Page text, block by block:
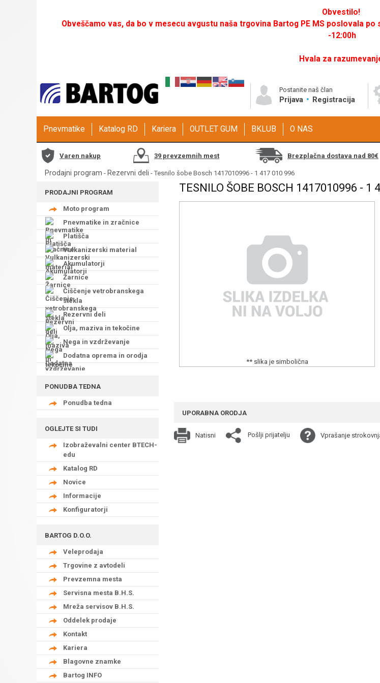
Obvestilo!
Obveščamo vas, da bo v mesecu avgustu naša trgovina Bartog PE MS poslovala
-12:00h
Hvala za
Postanite naš član
Prijava Registracija
Pnevmatike Katalog RD Kariera OUTLET GUM BKLUB O NAS
Varen nakup 39 prevzemnih mest Brezplačna dostava nad 80€
Prodajni program - Rezervni deli - Tesnilo šobe Bosch 1417010996 - 1 417 010 996
PRODAJNI PROGRAM
Moto program
Pnevmatike in zračnice
Platišča
Vulkanizerski material
Akumulatorji
Žarnice
Čiščenje vetrobranskega
stekla
Rezervni deli
Olja, maziva in tekočine
Nega in vzdrževanje
Dodatna oprema in orodja
PONUDBA TEDNA
Ponudba tedna
OGLEJTE SI TUDI
Izobraževalni center BTECH-
edu
Katalog RD
Novice
Informacije
Konfiguratorji
BARTOG D.O.O.
Veleprodaja
Trgovine z avtodeli
Prevzemna mesta
Servisna mesta B.H.S.
Mreža servisov B.H.S.
Oddelek prodaje
Kontakt
Kariera
Blagovne znamke
Bartog INFO
TESNILO ŠOBE BOSCH 1417010996 - 1
** slika je simbolična
UPORABNA ORODJA
Natisni Pošlji prijatelju Vprašanje